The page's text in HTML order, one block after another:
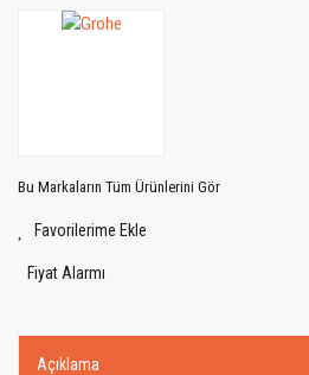
Bu Markaların Tüm Ürünlerini Gör
Fiyat Alarmı
Açıklama